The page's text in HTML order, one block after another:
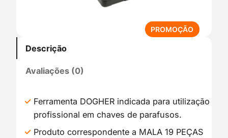
PROMOÇÃO
R
E
P
Descrição
Avaliações (0)
Ferramenta DOGHER indicada para utilização
profissional em chaves de parafusos.
Produto correspondente a MALA 19 PEÇAS